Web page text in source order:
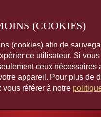
(COOKIES)
(cookies) afin de
utilisateur. Si
ceux nécessaires
appareil. Pour plus de
vous référer à notre